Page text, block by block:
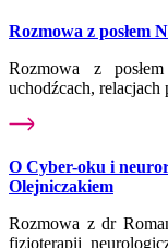
Rozmowa z posłem
Rozmowa z
uchodźcach,
O Cyber-oku i
Olejniczakiem
Rozmowa z dr
fizjoterapii